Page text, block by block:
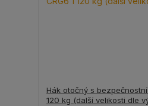
Hák otočný s bezpečnostní
120 kg (další velikosti dle